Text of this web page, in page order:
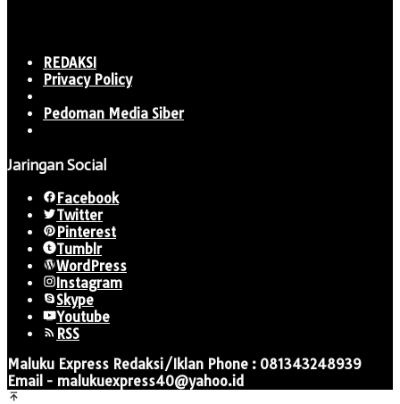
REDAKSI
Privacy Policy
Pedoman Media Siber
Jaringan Social
Facebook
Twitter
Pinterest
Tumblr
WordPress
Instagram
Skype
Youtube
RSS
Maluku Express Redaksi/Iklan Phone : 081343248939
Email - malukuexpress40@yahoo.id